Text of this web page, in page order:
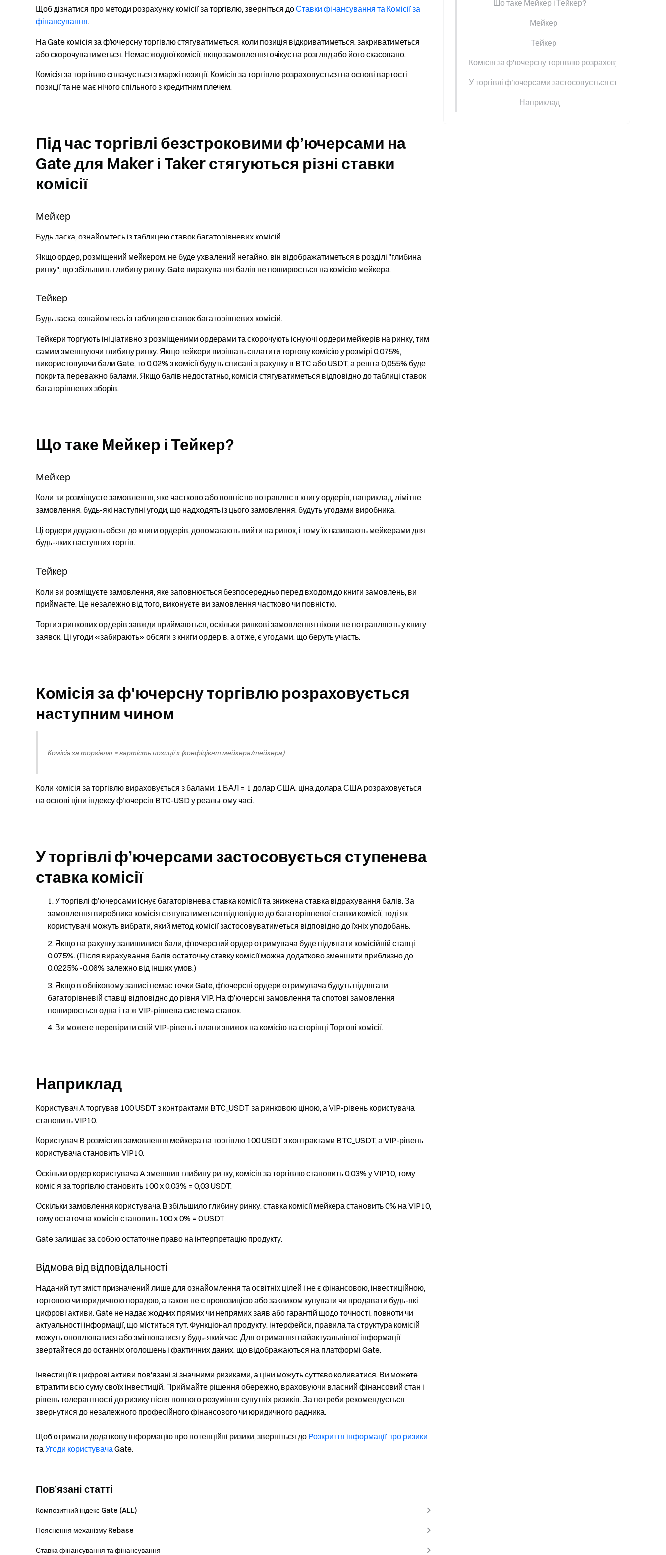
Щоб дізнатися про методи розрахунку комісії за торгівлю, зверніться доСтавки фінансування та Комісії за
фінансування.
На Gate комісія за ф’ючерсну торгівлю стягуватиметься, коли позиція відкриватиметься, закриватиметься
або скорочуватиметься. Немає жодної комісії, якщо замовлення очікує на розгляд або його скасовано.
Комісія за торгівлю сплачується з маржі позиції. Комісія за торгівлю розраховується на основі вартості
позиції та не має нічого спільного з кредитним плечем.
Під час торгівлі безстроковими ф’ючерсами на
Gate для Maker і Taker стягуються різні ставки
комісії
Мейкер
Будь ласка, ознайомтесь із таблицею ставок багаторівневих комісій.
Якщо ордер, розміщений мейкером, не буде ухвалений негайно, він відображатиметься в розділі "глибина
ринку", що збільшить глибину ринку. Gate вирахування балів не поширюється на комісію мейкера.
Тейкер
Будь ласка, ознайомтесь із таблицею ставок багаторівневих комісій.
Тейкери торгують ініціативно з розміщеними ордерами та скорочують існуючі ордери мейкерів на ринку, тим
самим зменшуючи глибину ринку. Якщо тейкери вирішать сплатити торгову комісію у розмірі 0,075%,
використовуючи бали Gate, то 0,02% з комісії будуть списані з рахунку в BTC або USDT, а решта 0,055% буде
покрита переважно балами. Якщо балів недостатньо, комісія стягуватиметься відповідно до таблиці ставок
багаторівневих зборів.
Що таке Мейкер і Тейкер?
Мейкер
Коли ви розміщуєте замовлення, яке частково або повністю потрапляє в книгу ордерів, наприклад, лімітне
замовлення, будь-які наступні угоди, що надходять із цього замовлення, будуть угодами виробника.
Ці ордери додають обсяг до книги ордерів, допомагають вийти на ринок, і тому їх називають мейкерами для
будь-яких наступних торгів.
Тейкер
Коли ви розміщуєте замовлення, яке заповнюється безпосередньо перед входом до книги замовлень, ви
приймаєте. Це незалежно від того, виконуєте ви замовлення частково чи повністю.
Торги з ринкових ордерів завжди приймаються, оскільки ринкові замовлення ніколи не потрапляють у книгу
заявок. Ці угоди «забирають» обсяги з книги ордерів, а отже, є угодами, що беруть участь.
Комісія за ф'ючерсну торгівлю розраховується
наступним чином
Комісія за торгівлю = вартість позиції х (коефіцієнт мейкера/тейкера)
Коли комісія за торгівлю вираховується з балами: 1 БАЛ = 1 долар США, ціна долара США розраховується
на основі ціни індексу ф’ючерсів BTC-USD у реальному часі.
У торгівлі ф’ючерсами застосовується ступенева
ставка комісії
У торгівлі ф’ючерсами існує багаторівнева ставка комісії та знижена ставка відрахування балів. За
замовлення виробника комісія стягуватиметься відповідно до багаторівневої ставки комісії, тоді як
користувачі можуть вибрати, який метод комісії застосовуватиметься відповідно до їхніх уподобань.
Якщо на рахунку залишилися бали, ф’ючерсний ордер отримувача буде підлягати комісійній ставці
0,075%. (Після вирахування балів остаточну ставку комісії можна додатково зменшити приблизно до
0,0225%~0,06% залежно від інших умов.)
Якщо в обліковому записі немає точки Gate, ф’ючерсні ордери отримувача будуть підлягати
багаторівневій ставці відповідно до рівня VIP. На ф’ючерсні замовлення та спотові замовлення
поширюється одна і та ж VIP-рівнева система ставок.
Ви можете перевірити свій VIP-рівень і плани знижок на комісію на сторінці Торгові комісії.
Наприклад
Користувач A торгував 100 USDT з контрактами BTC_USDT за ринковою ціною, а VIP-рівень користувача
становить VIP10.
Користувач B розмістив замовлення мейкера на торгівлю 100 USDT з контрактами BTC_USDT, а VIP-рівень
користувача становить VIP10.
Оскільки ордер користувача A зменшив глибину ринку, комісія за торгівлю становить 0,03% у VIP10, тому
комісія за торгівлю становить 100 x 0,03% = 0,03 USDT.
Оскільки замовлення користувача B збільшило глибину ринку, ставка комісії мейкера становить 0% на VIP10,
тому остаточна комісія становить 100 x 0% = 0 USDT
Gate залишає за собою остаточне право на інтерпретацію продукту.
Відмова від відповідальності
Наданий тут зміст призначений лише для ознайомлення та освітніх цілей і не є фінансовою, інвестиційною,
торговою чи юридичною порадою, а також не є пропозицією або закликом купувати чи продавати будь-які
цифрові активи. Gate не надає жодних прямих чи непрямих заяв або гарантій щодо точності, повноти чи
актуальності інформації, що міститься тут. Функціонал продукту, інтерфейси, правила та структура комісій
можуть оновлюватися або змінюватися у будь-який час. Для отримання найактуальнішої інформації
звертайтеся до останніх оголошень і фактичних даних, що відображаються на платформі Gate.
Інвестиції в цифрові активи пов'язані зі значними ризиками, а ціни можуть суттєво коливатися. Ви можете
втратити всю суму своїх інвестицій. Приймайте рішення обережно, враховуючи власний фінансовий стан і
рівень толерантності до ризику після повного розуміння супутніх ризиків. За потреби рекомендується
звернутися до незалежного професійного фінансового чи юридичного радника.
Щоб отримати додаткову інформацію про потенційні ризики, зверніться до Розкриття інформації про ризики
таУгоди користувачаGate.
Пов’язані статті
Композитний індекс Gate (ALL)
Пояснення механізму Rebase
Ставка фінансування та фінансування
Що таке Мейкер і Тейкер?
Мейкер
Тейкер
Комісія за ф'ючерсну торгівлю розраховується
У торгівлі ф’ючерсами застосовується ступенева
Наприклад